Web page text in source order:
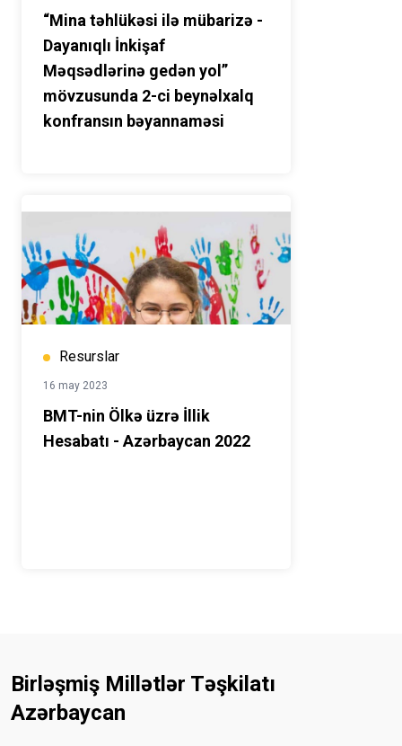
“Mina təhlükəsi ilə mübarizə -
Dayanıqlı İnkişaf
Məqsədlərinə gedən yol”
mövzusunda 2-ci beynəlxalq
konfransın bəyannaməsi
Resurslar
16 may 2023
BMT-nin Ölkə üzrə İllik
Hesabatı - Azərbaycan 2022
Birləşmiş Millətlər Təşkilatı
Azərbaycan